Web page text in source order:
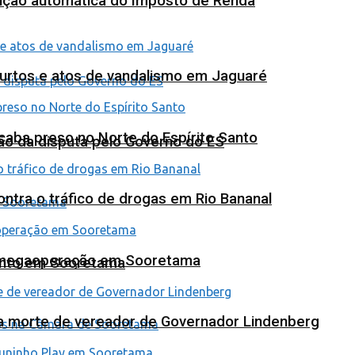
da disputa pelo Governo do ES
em Sooretama
e atos de vandalismo em Jaguaré
preso no Norte do Espírito Santo
o tráfico de drogas em Rio Bananal
em Sooretama
de vereador de Governador Lindenberg